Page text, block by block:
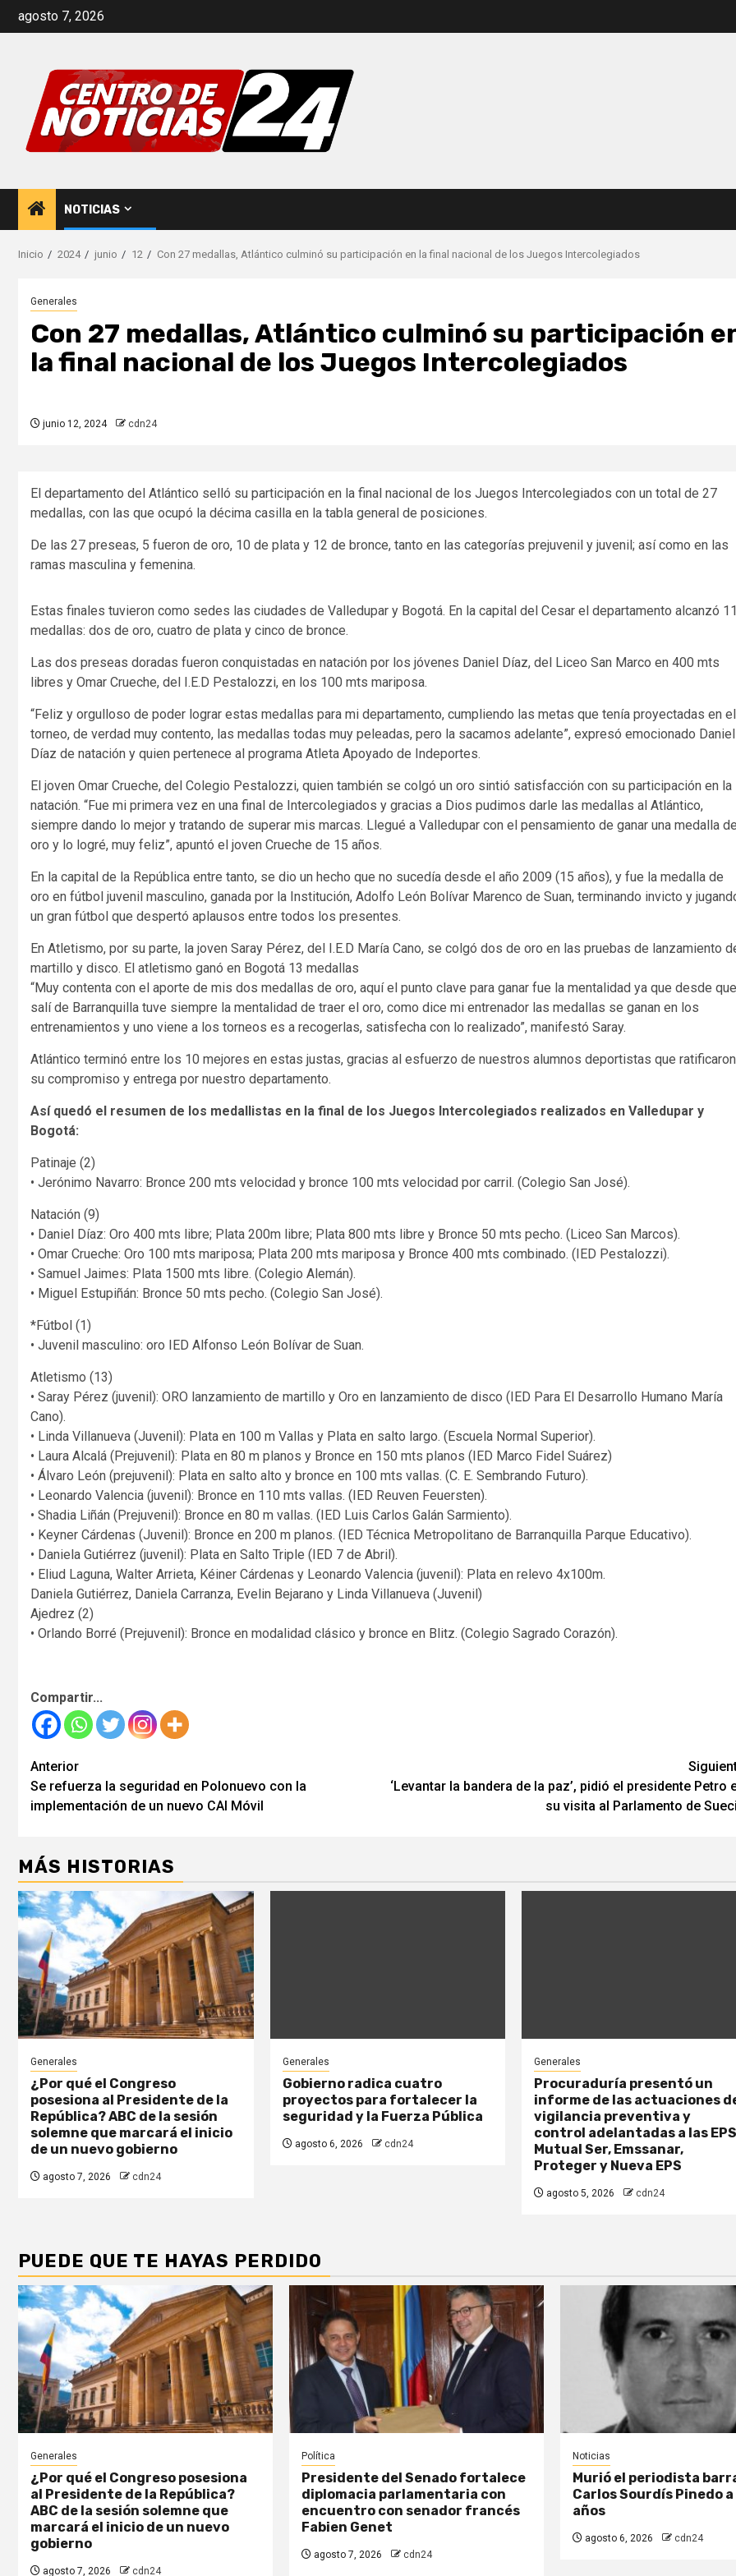
agosto 7, 2026
NOTICIAS
Inicio 2024 junio 12 Con 27 medallas, Atlántico culminó su participación en la final nacional de los Juegos Intercolegiados
Generales
Con 27 medallas, Atlántico culminó su participación
la final nacional de los Juegos Intercolegiados
junio 12, 2024 cdn24
El departamento del Atlántico selló su participación en la final nacional de los Juegos Intercolegiados con un total de 27
medallas, con las que ocupó la décima casilla en la tabla general de posiciones.
De las 27 preseas, 5 fueron de oro, 10 de plata y 12 de bronce, tanto en las categorías prejuvenil y juvenil; así como en las
ramas masculina y femenina.
Estas finales tuvieron como sedes las ciudades de Valledupar y Bogotá. En la capital del Cesar el departamento alcanzó
medallas: dos de oro, cuatro de plata y cinco de bronce.
Las dos preseas doradas fueron conquistadas en natación por los jóvenes Daniel Díaz, del Liceo San Marco en 400 mts
libres y Omar Crueche, del I.E.D Pestalozzi, en los 100 mts mariposa.
“Feliz y orgulloso de poder lograr estas medallas para mi departamento, cumpliendo las metas que tenía proyectadas en el
torneo, de verdad muy contento, las medallas todas muy peleadas, pero la sacamos adelante”, expresó emocionado Daniel
Díaz de natación y quien pertenece al programa Atleta Apoyado de Indeportes.
El joven Omar Crueche, del Colegio Pestalozzi, quien también se colgó un oro sintió satisfacción con su participación en la
natación. “Fue mi primera vez en una final de Intercolegiados y gracias a Dios pudimos darle las medallas al Atlántico,
siempre dando lo mejor y tratando de superar mis marcas. Llegué a Valledupar con el pensamiento de ganar una medalla
oro y lo logré, muy feliz”, apuntó el joven Crueche de 15 años.
En la capital de la República entre tanto, se dio un hecho que no sucedía desde el año 2009 (15 años), y fue la medalla de
oro en fútbol juvenil masculino, ganada por la Institución, Adolfo León Bolívar Marenco de Suan, terminando invicto y
un gran fútbol que despertó aplausos entre todos los presentes.
En Atletismo, por su parte, la joven Saray Pérez, del I.E.D María Cano, se colgó dos de oro en las pruebas de lanzamiento
martillo y disco. El atletismo ganó en Bogotá 13 medallas
“Muy contenta con el aporte de mis dos medallas de oro, aquí el punto clave para ganar fue la mentalidad ya que desde que
salí de Barranquilla tuve siempre la mentalidad de traer el oro, como dice mi entrenador las medallas se ganan en los
entrenamientos y uno viene a los torneos es a recogerlas, satisfecha con lo realizado”, manifestó Saray.
Atlántico terminó entre los 10 mejores en estas justas, gracias al esfuerzo de nuestros alumnos deportistas que ratificaron
su compromiso y entrega por nuestro departamento.
Así quedó el resumen de los medallistas en la final de los Juegos Intercolegiados realizados en Valledupar y
Bogotá:
Patinaje (2)
• Jerónimo Navarro: Bronce 200 mts velocidad y bronce 100 mts velocidad por carril. (Colegio San José).
Natación (9)
• Daniel Díaz: Oro 400 mts libre; Plata 200m libre; Plata 800 mts libre y Bronce 50 mts pecho. (Liceo San Marcos).
• Omar Crueche: Oro 100 mts mariposa; Plata 200 mts mariposa y Bronce 400 mts combinado. (IED Pestalozzi).
• Samuel Jaimes: Plata 1500 mts libre. (Colegio Alemán).
• Miguel Estupiñán: Bronce 50 mts pecho. (Colegio San José).
*Fútbol (1)
• Juvenil masculino: oro IED Alfonso León Bolívar de Suan.
Atletismo (13)
• Saray Pérez (juvenil): ORO lanzamiento de martillo y Oro en lanzamiento de disco (IED Para El Desarrollo Humano María
Cano).
• Linda Villanueva (Juvenil): Plata en 100 m Vallas y Plata en salto largo. (Escuela Normal Superior).
• Laura Alcalá (Prejuvenil): Plata en 80 m planos y Bronce en 150 mts planos (IED Marco Fidel Suárez)
• Álvaro León (prejuvenil): Plata en salto alto y bronce en 100 mts vallas. (C. E. Sembrando Futuro).
• Leonardo Valencia (juvenil): Bronce en 110 mts vallas. (IED Reuven Feuersten).
• Shadia Liñán (Prejuvenil): Bronce en 80 m vallas. (IED Luis Carlos Galán Sarmiento).
• Keyner Cárdenas (Juvenil): Bronce en 200 m planos. (IED Técnica Metropolitano de Barranquilla Parque Educativo).
• Daniela Gutiérrez (juvenil): Plata en Salto Triple (IED 7 de Abril).
• Eliud Laguna, Walter Arrieta, Kéiner Cárdenas y Leonardo Valencia (juvenil): Plata en relevo 4x100m.
Daniela Gutiérrez, Daniela Carranza, Evelin Bejarano y Linda Villanueva (Juvenil)
Ajedrez (2)
• Orlando Borré (Prejuvenil): Bronce en modalidad clásico y bronce en Blitz. (Colegio Sagrado Corazón).
Compartir...
Seguir
leyendo
Anterior
Se refuerza la seguridad en Polonuevo con la
implementación de un nuevo CAI Móvil
‘Levantar la bandera de la paz’, pidió el presidente Petro
su visita al Parlamento de
MÁS HISTORIAS
Generales
¿Por qué el Congreso
posesiona al Presidente de la
República? ABC de la sesión
solemne que marcará el inicio
de un nuevo gobierno
agosto 7, 2026 cdn24
Generales
Gobierno radica cuatro
proyectos para fortalecer la
seguridad y la Fuerza Pública
agosto 6, 2026 cdn24
Generales
Procuraduría presentó un
informe de las actuaciones
vigilancia preventiva y
control adelantadas a las
Mutual Ser, Emssanar,
Proteger y Nueva EPS
agosto 5, 2026 cdn24
PUEDE QUE TE HAYAS PERDIDO
Generales
¿Por qué el Congreso posesiona
al Presidente de la República?
ABC de la sesión solemne que
marcará el inicio de un nuevo
gobierno
agosto 7, 2026 cdn24
Política
Presidente del Senado fortalece
diplomacia parlamentaria con
encuentro con senador francés
Fabien Genet
agosto 7, 2026 cdn24
Noticias
Murió el periodista
Carlos Sourdís Pinedo
años
agosto 6, 2026 cdn24